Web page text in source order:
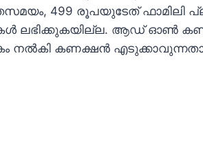
499 രൂപയുടേത് ഫാമിലി
ലഭിക്കുകയില്ല. ആഡ് ഓൺ
നൽകി കണക്ഷൻ